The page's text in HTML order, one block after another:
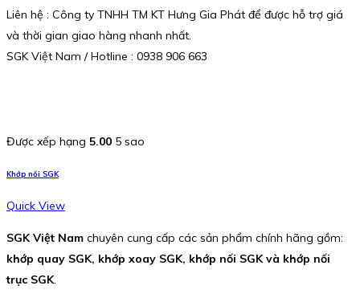
Liên hệ : Công ty TNHH TM KT Hưng Gia Phát để được hỗ trợ giá
và thời gian giao hàng nhanh nhất.
SGK Việt Nam / Hotline : 0938 906 663
Được xếp hạng 5.00 5 sao
Khớp nối SGK
Quick View
SGK Việt Nam chuyên cung cấp các sản phẩm chính hãng gồm:
khớp quay SGK, khớp xoay SGK, khớp nối SGK và khớp nối
trục SGK.